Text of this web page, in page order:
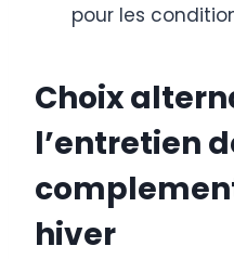
pour les
Choix
l’entretien
hiver